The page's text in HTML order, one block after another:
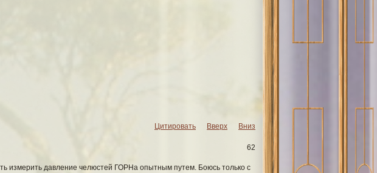
с
Цитировать Вверх Вниз
62
измерить давление челюстей ГОРНа опытным путем. Боюсь только с